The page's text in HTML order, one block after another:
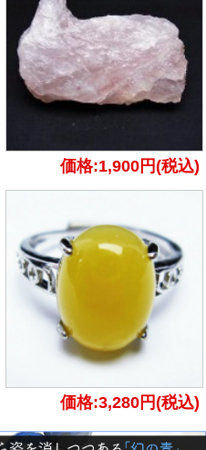
価格:1,900円(税込)
価格:3,280円(税込)